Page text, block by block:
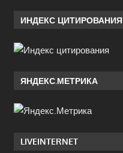
ИНДЕКС ЦИТИРОВАНИЯ
ЯНДЕКС.МЕТРИКА
LIVEINTERNET